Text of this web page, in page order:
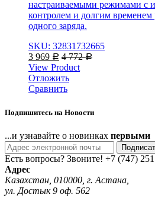
настраиваемыми режимами с
контролем и долгим временем
одного заряда.
SKU: 32831732665
3 969 Р 4 772Р
View Product
Отложить
Сравнить
Подпишитесь на Новости
...и узнавайте о новинках первыми
Есть вопросы? Звоните! +7 (747)
Адрес
Казахстан, 010000, г. Астана,
ул. Достык 9 оф. 562